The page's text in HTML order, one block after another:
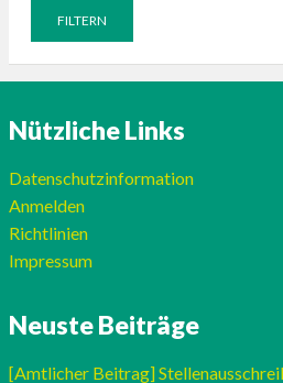
Nützliche Links
Datenschutzinformation
Anmelden
Richtlinien
Impressum
Neuste Beiträge
[Amtlicher Beitrag]